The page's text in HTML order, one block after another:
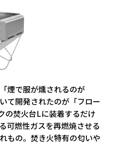
煙で服が燻されるのが
て開発されたのが「フロー
の焚火台Lに装着するだけ
可燃性ガスを再燃焼させる
もの。焚き火特有の匂いや